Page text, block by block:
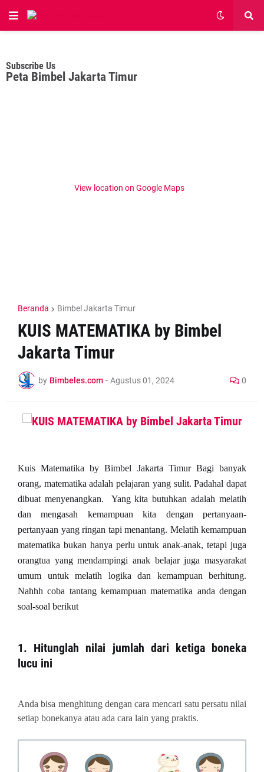
Subscribe Us
Peta Bimbel Jakarta Timur
View location on Google Maps
Beranda Bimbel Jakarta Timur
KUIS MATEMATIKA by Bimbel
Jakarta Timur
by Bimbeles.com - Agustus 01, 2024 0
Kuis Matematika by Bimbel Jakarta Timur Bagi banyak
orang, matematika adalah pelajaran yang sulit. Padahal dapat
dibuat menyenangkan. Yang kita butuhkan adalah melatih
dan mengasah kemampuan kita dengan pertanyaan-
pertanyaan yang ringan tapi menantang. Melatih kemampuan
matematika bukan hanya perlu untuk anak-anak, tetapi juga
orangtua yang mendampingi anak belajar juga masyarakat
umum untuk melatih logika dan kemampuan berhitung.
Nahhh coba tantang kemampuan matematika anda dengan
soal-soal berikut
1. Hitunglah nilai jumlah dari ketiga boneka
lucu ini
Anda bisa menghitung dengan cara mencari satu persatu nilai
setiap bonekanya atau ada cara lain yang praktis.